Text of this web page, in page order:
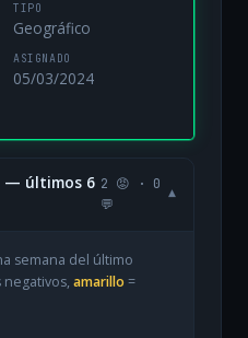
TIPO
Geográfico
ASIGNADO
05/03/2024
— últimos 6 2 😡 · 0
💬
▾
semana del último
negativos, amarillo =